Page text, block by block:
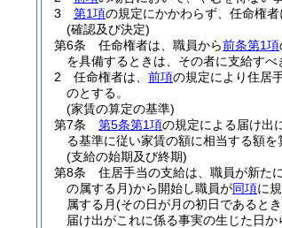
3
第1項の規定にかかわらず、任命権
(確認及び決定)
第6条
任命権者は、職員から前条第1項
を具備するときは、その者に支給す
2
任命権者は、 前項の規定により住居
のとする。
(家賃の算定の基準)
第7条
第5条第1項の規定による届け出
る基準に従い家賃の額に相当する額を
(支給の始期及び終期)
第8条
住居手当の支給は、職員が新たに
の属する月)から開始し職員が同項に
属する月(その日が月の初日であると
届け出がこれに係る事実の生じた日